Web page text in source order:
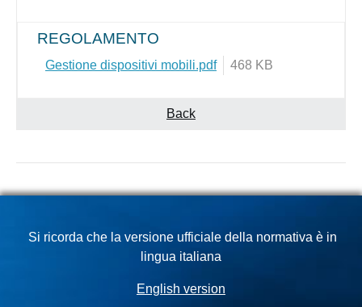
REGOLAMENTO
Gestione dispositivi mobili.pdf 468 KB
Back
Si ricorda che la versione ufficiale della normativa è in
lingua italiana
English version